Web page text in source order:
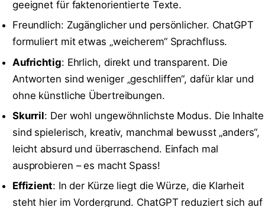
geeignet für faktenorientierte Texte.
Freundlich: Zugänglicher und persönlicher. ChatGPT
formuliert mit etwas „weicherem“ Sprachfluss.
Aufrichtig: Ehrlich, direkt und transparent. Die
Antworten sind weniger „geschliffen“, dafür klar und
ohne künstliche Übertreibungen.
Skurril: Der wohl ungewöhnlichste Modus. Die Inhalte
sind spielerisch, kreativ, manchmal bewusst „anders“,
leicht absurd und überraschend. Einfach mal
ausprobieren – es macht Spass!
Effizient: In der Kürze liegt die Würze, die Klarheit
steht hier im Vordergrund. ChatGPT reduziert sich auf